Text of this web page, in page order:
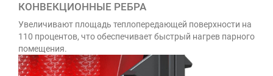
КОНВЕКЦИОННЫЕ РЕБРА
Увеличивают площадь теплопередающей поверхности на
110 процентов, что обеспечивает быстрый нагрев парного
помещения.